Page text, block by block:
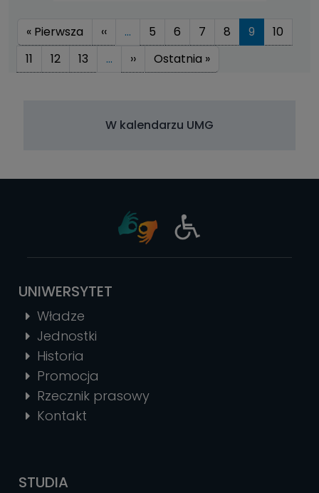
Stronicowanie
« Pierwsza Pierwsza strona
‹‹Poprzednia strona
… 5 6 7 8 9
10
11
12 13 … ››Następna strona
Ostatnia »Ostatnia strona
W kalendarzu UMG
UNIWERSYTET
Władze
Jednostki
Historia
Promocja
Rzecznik prasowy
Kontakt
STUDIA